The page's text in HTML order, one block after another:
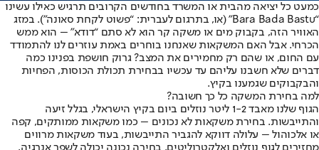
כמעט כל יציאה מהבית או המשרד בחודשים הקרובים תרגיש כאילו עשינו
“
Bara Bada Bastu” (או, בתרגום לעברית: “פשוט לקחת סאונה”). במזג
האוויר הזה, בקבוק מים או משקה קר הוא לא סתם “דודא” – הוא ממש
הכרחי. אבל האם המשקאות שאנחנו בוחרים באמת עוזרים לנו להתמודד
עם החום, או שהם רק מחמירים את המצב? גרוק חושפת בפנינו כמה
דברים שלא חשבנו עליהם עד עכשיו בבחירת תכולת הכוסות, הפחיות
והבקבוקים שגמענו בקיץ.
למה בחירת המשקה כל כך חשובה?
הגוף שלנו מאבד 1-2 ליטר נוזלים ביום בקיץ הישראלי, בגלל זיעה
והתייבשות. בחירת משקאות לא נכונים – כמו משקאות ממותקים, קפה
או אלכוהול – עלולה דווקא להגביר התייבשות, בעוד משקאות מרווים